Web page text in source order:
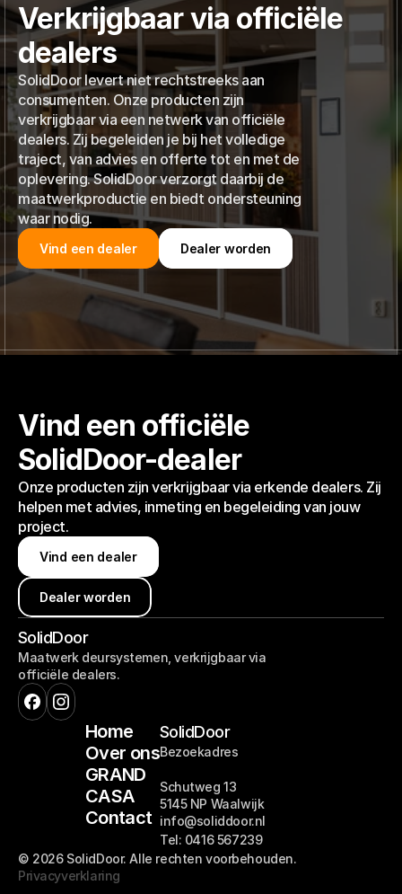
Verkrijgbaar via officiële
dealers
SolidDoor levert niet rechtstreeks aan
consumenten. Onze producten zijn
verkrijgbaar via een netwerk van officiële
dealers. Zij begeleiden je bij het volledige
traject, van advies en offerte tot en met de
oplevering. SolidDoor verzorgt daarbij de
maatwerkproductie en biedt ondersteuning
waar nodig.
Vind een dealer
Dealer worden
Vind een officiële
SolidDoor-dealer
Onze producten zijn verkrijgbaar via erkende dealers. Zij
helpen met advies, inmeting en begeleiding van jouw
project.
Vind een dealer
Dealer worden
SolidDoor
Maatwerk deursystemen, verkrijgbaar via
officiële dealers.
Home
Over ons
GRAND
CASA
Contact
SolidDoor
Bezoekadres
Schutweg 13
5145 NP Waalwijk
info@soliddoor.nl
Tel: 0416 567239
© 2026 SolidDoor. Alle rechten voorbehouden.
Privacyverklaring